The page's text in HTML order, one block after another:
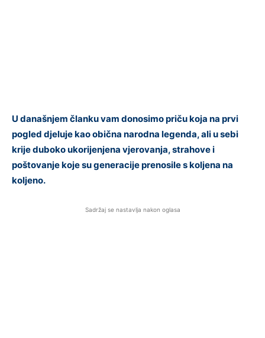
U današnjem članku vam donosimo priču koja na prvi
pogled djeluje kao obična narodna legenda, ali u sebi
krije duboko ukorijenjena vjerovanja, strahove i
poštovanje koje su generacije prenosile s koljena na
koljeno.
Sadržaj se nastavlja nakon oglasa